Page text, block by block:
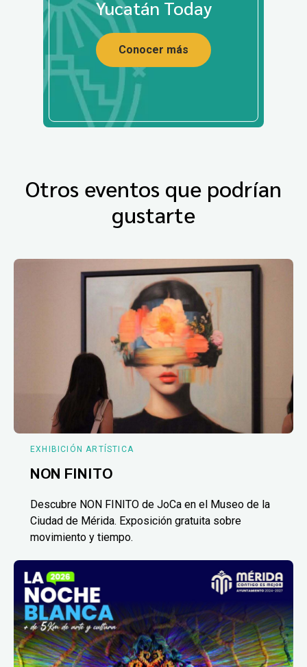
Yucatán Today
Conocer más
Otros eventos que podrían
gustarte
EXHIBICIÓN ARTÍSTICA
NON FINITO
Descubre NON FINITO de JoCa en el Museo de la
Ciudad de Mérida. Exposición gratuita sobre
movimiento y tiempo.